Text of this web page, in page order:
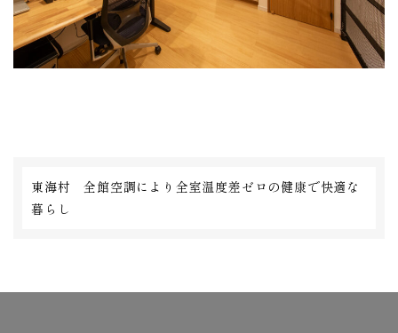
東海村 全館空調により全室温度差ゼロの健康で快適な
暮らし